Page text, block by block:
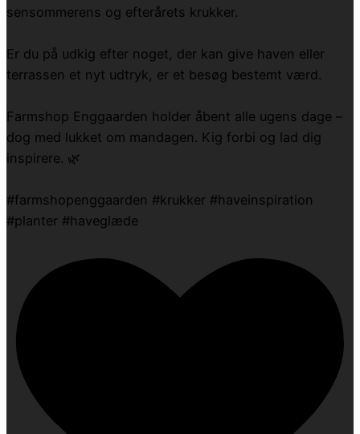
sensommerens og efterårets krukker.
Er du på udkig efter noget, der kan give haven eller
terrassen et nyt udtryk, er et besøg bestemt værd.
Farmshop Enggaarden holder åbent alle ugens dage –
dog med lukket om mandagen. Kig forbi og lad dig
inspirere. 🌿
#farmshopenggaarden #krukker #haveinspiration
#planter #haveglæde